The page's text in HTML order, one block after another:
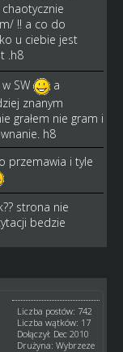
!! a co do
u ciebie jest
.h8
SW
a
znanym
grałem nie gram i
h8
przemawia i tyle
strona nie
bedzie
Liczba postów: 742
Liczba wątków: 17
Dołączył: Dec 2010
Drużyna: Wybrzeze